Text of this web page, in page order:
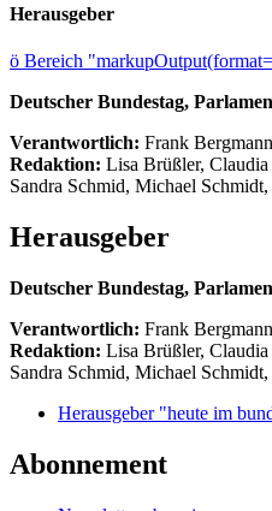
Herausgeber
ö Bereich
Deutscher Bundestag,
Verantwortlich: Frank
Redaktion: Lisa Brüßler,
Sandra Schmid, Michael
Herausgeber
Deutscher Bundestag,
Verantwortlich: Frank
Redaktion: Lisa Brüßler,
Sandra Schmid, Michael
Herausgeber "heute im
Abonnement